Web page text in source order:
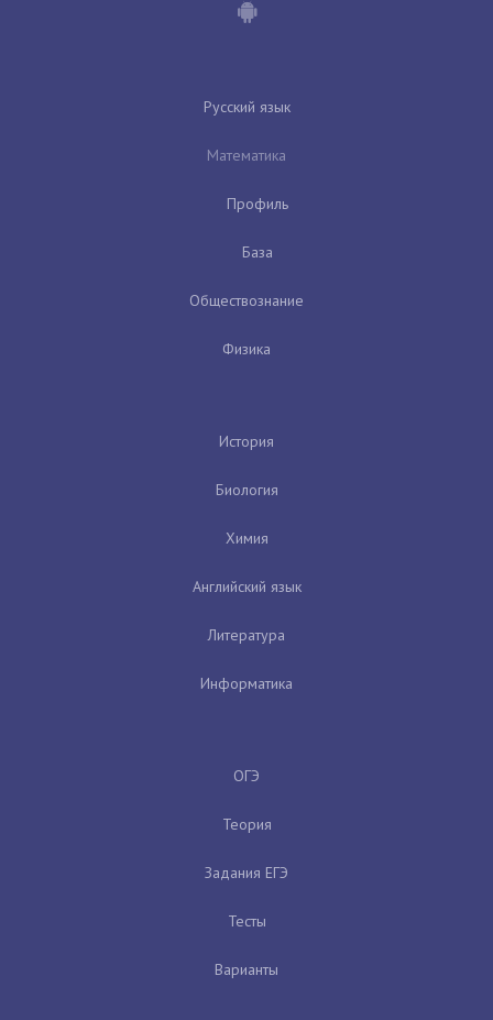
Русский язык
Математика
Профиль
База
Обществознание
Физика
История
Биология
Химия
Английский язык
Литература
Информатика
ОГЭ
Теория
Задания ЕГЭ
Тесты
Варианты